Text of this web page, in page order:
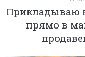
Прикладываю
прямо в